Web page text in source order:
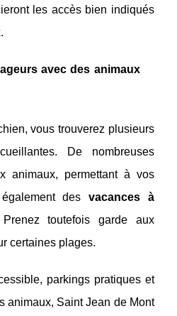
les accès bien indiqués
avec des animaux
vous trouverez plusieurs
De nombreuses
animaux, permettant à vos
des vacances à
toutefois garde aux
certaines plages.
parkings pratiques et
animaux, Saint Jean de Mont